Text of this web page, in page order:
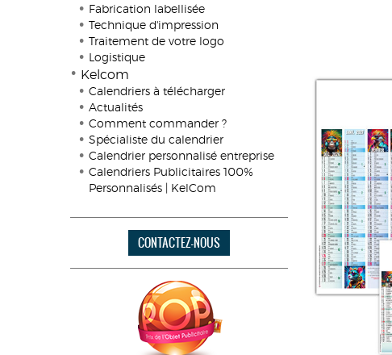
Fabrication labellisée
Technique d'impression
Traitement de votre logo
Logistique
Kelcom
Calendriers à télécharger
Actualités
Comment commander ?
Spécialiste du calendrier
Calendrier personnalisé entreprise
Calendriers Publicitaires 100%
Personnalisés | KelCom
CONTACTEZ-NOUS